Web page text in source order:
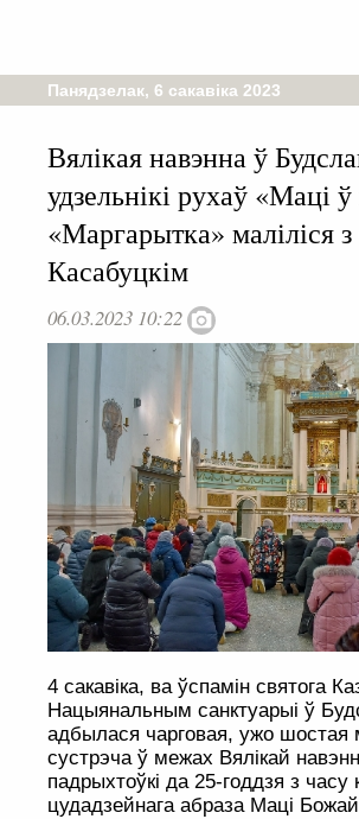
Панядзелак, 6 сакавіка 2023
Вялікая навэнна ў
удзельнікі рухаў «Маці ў
«Маргарытка» маліліся
Касабуцкім
06.03.2023 10:22
4 сакавіка, ва ўспамін святога
Нацыянальным санктуарыі ў
адбылася чарговая, ужо шостая
сустрэча ў межах Вялікай
падрыхтоўкі да 25-годдзя з часу
цудадзейнага абраза Маці